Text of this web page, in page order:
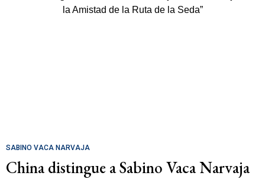
SABINO VACA NARVAJA
China distingue a Sabino Vaca Narvaja